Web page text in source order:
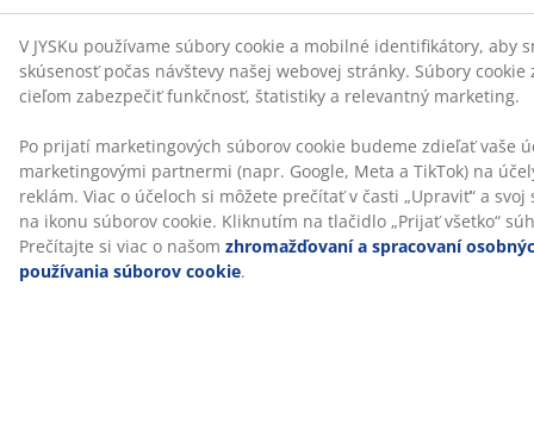
Ak sa chcete dozvedieť viac o tom, ktorý matrac je pre
vás ten pravý, prečítajte si našich sprievodcov alebo
navštívte najbližšiu predajňu JYSK. Vyskúšajte rôzne
typy matracov a nechajte si pomôcť vybrať ten správny,
aby vyhovoval polohe, v ktorej spíte a ďalším vašim
požiadavkám.
SKU: 3268857